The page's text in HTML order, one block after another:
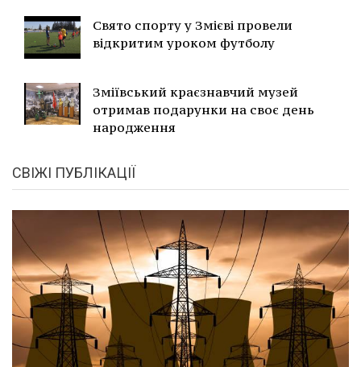
Свято спорту у Змієві провели
відкритим уроком футболу
Зміївський краєзнавчий музей
отримав подарунки на своє день
народження
СВІЖІ ПУБЛІКАЦІЇ